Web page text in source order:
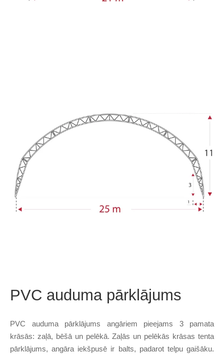
PVC auduma pārklājums
PVC auduma pārklājums angāriem pieejams 3 pamata
krāsās: zaļā, bēšā un pelēkā. Zaļās un pelēkās krāsas tenta
pārklājums, angāra iekšpusē ir balts, padarot telpu gaišāku.